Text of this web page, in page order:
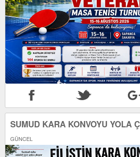
SUMUD KARA KONVOYU YOLA
GÜNCEL